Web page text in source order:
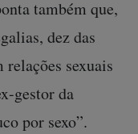
também que,
dez das
relações sexuais
gestor da
por sexo”.